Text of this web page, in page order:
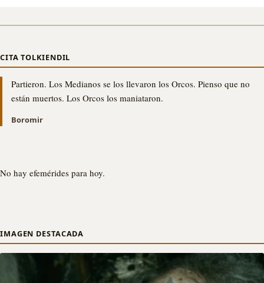
CITA TOLKIENDIL
Partieron. Los Medianos se los llevaron los Orcos. Pienso que no
están muertos. Los Orcos los maniataron.
Boromir
No hay efemérides para hoy.
IMAGEN DESTACADA